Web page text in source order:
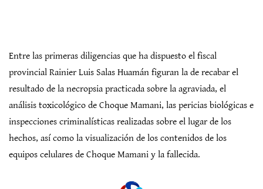
Entre las primeras diligencias que ha dispuesto el fiscal
provincial Rainier Luis Salas Huamán figuran la de recabar el
resultado de la necropsia practicada sobre la agraviada, el
análisis toxicológico de Choque Mamani, las pericias biológicas e
inspecciones criminalísticas realizadas sobre el lugar de los
hechos, así como la visualización de los contenidos de los
equipos celulares de Choque Mamani y la fallecida.